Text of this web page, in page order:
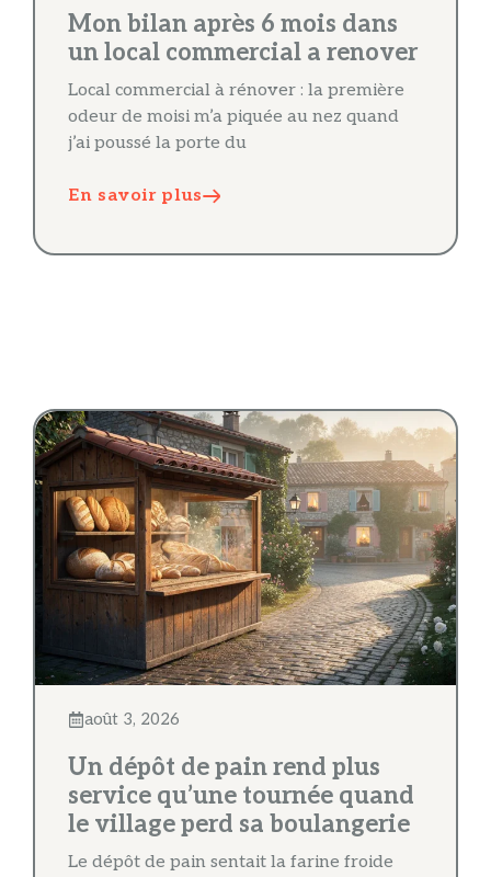
Mon bilan après 6 mois dans
un local commercial a renover
Local commercial à rénover : la première
odeur de moisi m’a piquée au nez quand
j’ai poussé la porte du
En savoir plus
août 3, 2026
Un dépôt de pain rend plus
service qu’une tournée quand
le village perd sa boulangerie
Le dépôt de pain sentait la farine froide